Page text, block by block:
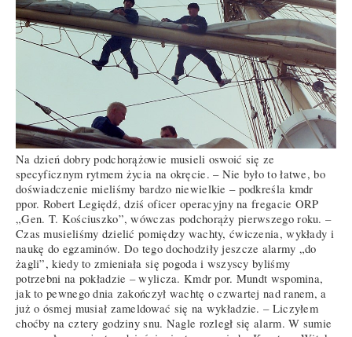
Na dzień dobry podchorążowie musieli oswoić się ze
specyficznym rytmem życia na okręcie. – Nie było to łatwe, bo
doświadczenie mieliśmy bardzo niewielkie – podkreśla kmdr
ppor. Robert Legiędź, dziś oficer operacyjny na fregacie ORP
„Gen. T. Kościuszko”, wówczas podchorąży pierwszego roku. –
Czas musieliśmy dzielić pomiędzy wachty, ćwiczenia, wykłady i
naukę do egzaminów. Do tego dochodziły jeszcze alarmy „do
żagli”, kiedy to zmieniała się pogoda i wszyscy byliśmy
potrzebni na pokładzie – wylicza. Kmdr por. Mundt wspomina,
jak to pewnego dnia zakończył wachtę o czwartej nad ranem, a
już o ósmej musiał zameldować się na wykładzie. – Liczyłem
choćby na cztery godziny snu. Nagle rozległ się alarm. W sumie